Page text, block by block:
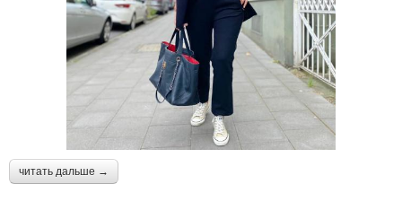
читать дальше →